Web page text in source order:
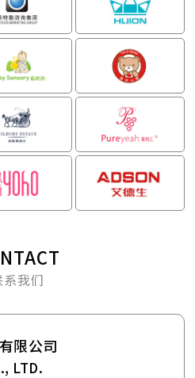
系我们
限公司
LTD.